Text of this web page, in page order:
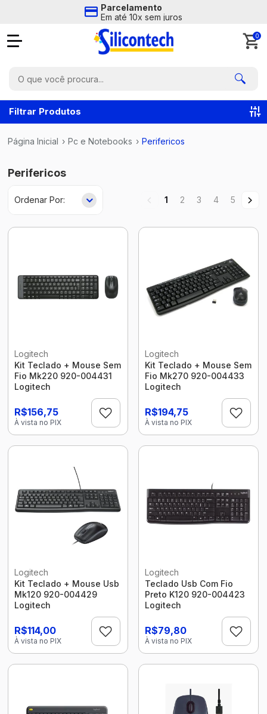
Parcelamento
Em até 10x sem juros
0
Página Inicial › Pc e Notebooks › Perifericos
Filtrar Produtos
Perifericos
1 2 3 4 5
Logitech
Kit Teclado + Mouse Sem
Fio Mk220 920-004431
Logitech
R$156,75
À vista no PIX
Logitech
Kit Teclado + Mouse Sem
Fio Mk270 920-004433
Logitech
R$194,75
À vista no PIX
Logitech
Kit Teclado + Mouse Usb
Mk120 920-004429
Logitech
R$114,00
À vista no PIX
Logitech
Teclado Usb Com Fio
Preto K120 920-004423
Logitech
R$79,80
À vista no PIX